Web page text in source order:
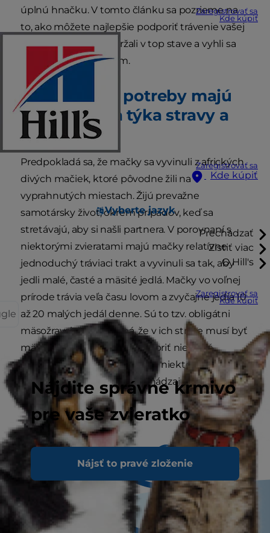
Zaregistrovať sa
Kde kúpiť
Zaregistrovať sa
Kde kúpiť
Vyberte jazyk
Prechádzať
Zistiť viac
O Hill's
Zaregistrovať sa
Kde kúpiť
Nájdite správne krmivo
pre vaše zvieratko
Nájsť to pravé zloženie
úplnú hnačku. V tomto článku sa pozrieme na
to, ako môžete najlepšie podporiť trávenie vašej
mačky, aby ste ho udržali v top stave a vyhli sa
podobným ťažkostiam.
Aké rozličné potreby majú
mačky, čo sa týka stravy a
trávenia?
Predpokladá sa, že mačky sa vyvinuli z afrických
divých mačiek, ktoré pôvodne žili na
vyprahnutých miestach. Žijú prevažne
samotársky život, okrem prípadov, keď sa
stretávajú, aby si našli partnera. V porovnaní s
niektorými zvieratami majú mačky relatívne
jednoduchý tráviaci trakt a vyvinuli sa tak, aby
jedli malé, časté a mäsité jedlá. Mačky vo voľnej
prírode trávia veľa času lovom a zvyčajne jedia 10
až 20 malých jedál denne. Sú to tzv. obligátni
mäsožravci, čo znamená, že v ich strave musí byť
mäso, Nedokážu si sami vytvoriť niektoré
základné živiny, ako napríklad niektoré
aminokyseliny, ktoré sa nachádzajú len v mäse.